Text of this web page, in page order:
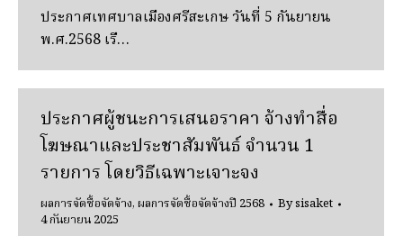
ประกาศเทศบาลเมืองศรีสะเกษ วันที่ 5 กันยายน
พ.ศ.2568 เรื…
ประกาศผู้ชนะการเสนอราคา จ้างทําสื่อ
โฆษณาและประชาสัมพันธ์ จํานวน 1
รายการ โดยวิธีเฉพาะเจาะจง
ผลการจัดซื้อจัดจ้าง,ผลการจัดซื้อจัดจ้างปี 2568 Bysisaket
4 กันยายน 2025